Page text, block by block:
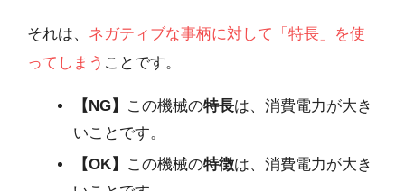
それは、 ネガティブな事柄に対して「特長」を使
ってしまう ことです。
【NG】 この機械の特長は、消費電力が大き
いことです。
【OK】
この機械の特徴は、消費電力が大き